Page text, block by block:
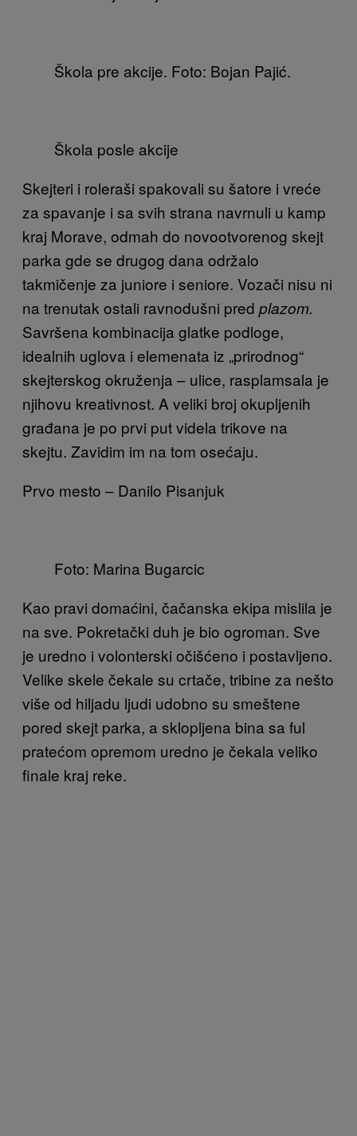
Škola pre akcije. Foto: Bojan Pajić.
Škola posle akcije
Skejteri i roleraši spakovali su šatore i vreće
za spavanje i sa svih strana navrnuli u kamp
kraj Morave, odmah do novootvorenog skejt
parka gde se drugog dana održalo
takmičenje za juniore i seniore. Vozači nisu ni
na trenutak ostali ravnodušni pred plazom.
Savršena kombinacija glatke podloge,
idealnih uglova i elemenata iz „prirodnog“
skejterskog okruženja – ulice, rasplamsala je
njihovu kreativnost. A veliki broj okupljenih
građana je po prvi put videla trikove na
skejtu. Zavidim im na tom osećaju.
Prvo mesto – Danilo Pisanjuk
Foto: Marina Bugarcic
Kao pravi domaćini, čačanska ekipa mislila je
na sve. Pokretački duh je bio ogroman. Sve
je uredno i volonterski očišćeno i postavljeno.
Velike skele čekale su crtače, tribine za nešto
više od hiljadu ljudi udobno su smeštene
pored skejt parka, a sklopljena bina sa ful
pratećom opremom uredno je čekala veliko
finale kraj reke.